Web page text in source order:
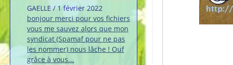
GAELLE/1 février 2022
bonjour merci pour vos fichiers
vous me sauvez alors que mon
syndicat (Spamaf pour ne pas
les nommer) nous lâche ! Ouf
grâce à vous...